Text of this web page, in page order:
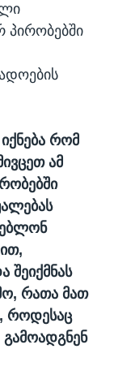
პირობებში
რომ
ამ
რათა მათ
როდესაც